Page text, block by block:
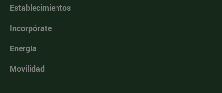
Establecimientos
Incorpórate
Energía
Movilidad